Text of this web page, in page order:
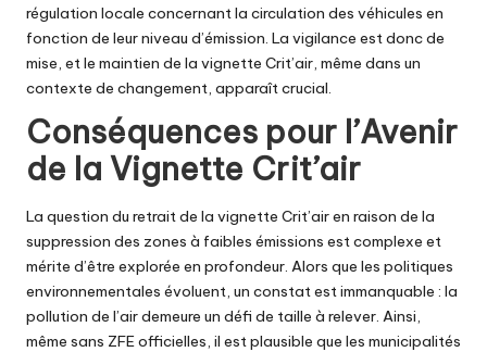
régulation locale concernant la circulation des véhicules en
fonction de leur niveau d’émission. La vigilance est donc de
mise, et le maintien de la vignette Crit’air, même dans un
contexte de changement, apparaît crucial.
Conséquences pour l’Avenir
de la Vignette Crit’air
La question du retrait de la vignette Crit’air en raison de la
suppression des zones à faibles émissions est complexe et
mérite d’être explorée en profondeur. Alors que les politiques
environnementales évoluent, un constat est immanquable : la
pollution de l’air demeure un défi de taille à relever. Ainsi,
même sans ZFE officielles, il est plausible que les municipalités